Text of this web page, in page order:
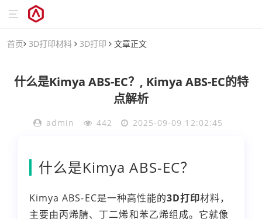
首页 3D打印材料 3D打印 文章正文
什么是Kimya ABS-EC？, Kimya ABS-EC的特
点解析
admin 442 2025-09-09 12:02:45
什么是Kimya ABS-EC？
Kimya ABS-EC是一种高性能的3D打印材料，
主要由丙烯腈、丁二烯和苯乙烯组成。它就像